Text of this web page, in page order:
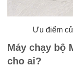
Ưu điểm
Máy chạy bộ
cho ai?